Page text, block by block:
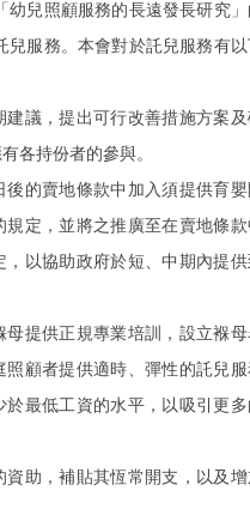
幼兒照顧服務的長遠發長研究
兒服務。本會對於託兒服務有
議，提出可行改善措施方案
各持份者的參與。
後的賣地條款中加入須提供育
定，並將之推廣至在賣地條
以協助政府於短、中期內提
提供正規專業培訓，設立褓
顧者提供適時、彈性的託兒
最低工資的水平，以吸引更
助，補貼其恆常開支，以及